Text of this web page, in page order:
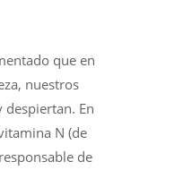
que en
nuestros
despiertan. En
N (de
de